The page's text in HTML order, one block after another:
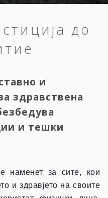
до
и
здравствена
и тешки
наменет за сите, кои
и здравјето на своите